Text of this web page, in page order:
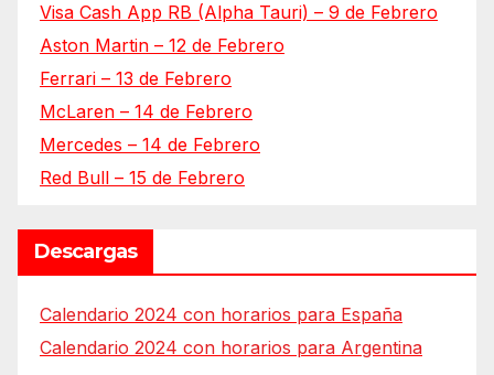
Visa Cash App RB (Alpha Tauri) – 9 de Febrero
Aston Martin – 12 de Febrero
Ferrari – 13 de Febrero
McLaren – 14 de Febrero
Mercedes – 14 de Febrero
Red Bull – 15 de Febrero
Descargas
Calendario 2024 con horarios para España
Calendario 2024 con horarios para Argentina